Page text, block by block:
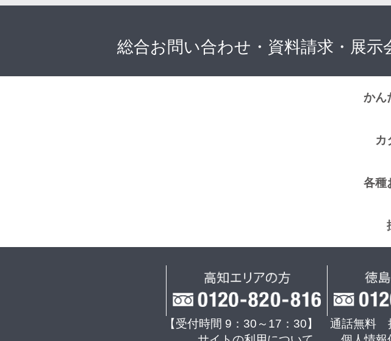
総合お問い合わせ・資料請求・展示
かん
カ
各種
【受付時間 9：30～17：30】 通話無料